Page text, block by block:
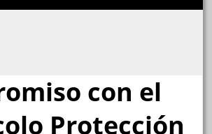
con el
Protección